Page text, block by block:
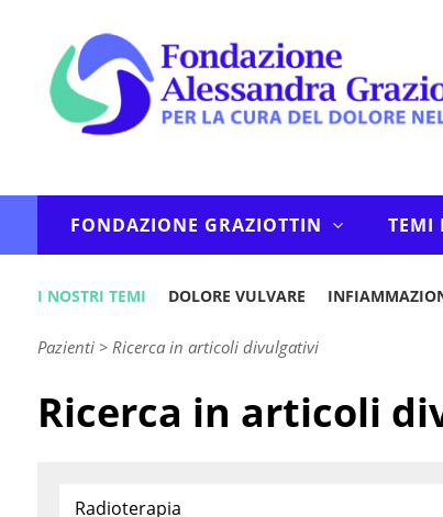
FONDAZIONE GRAZIOTTIN TEMI
I NOSTRI TEMI DOLORE VULVARE
Pazienti> Ricerca in articoli divulgativi
Ricerca in articoli